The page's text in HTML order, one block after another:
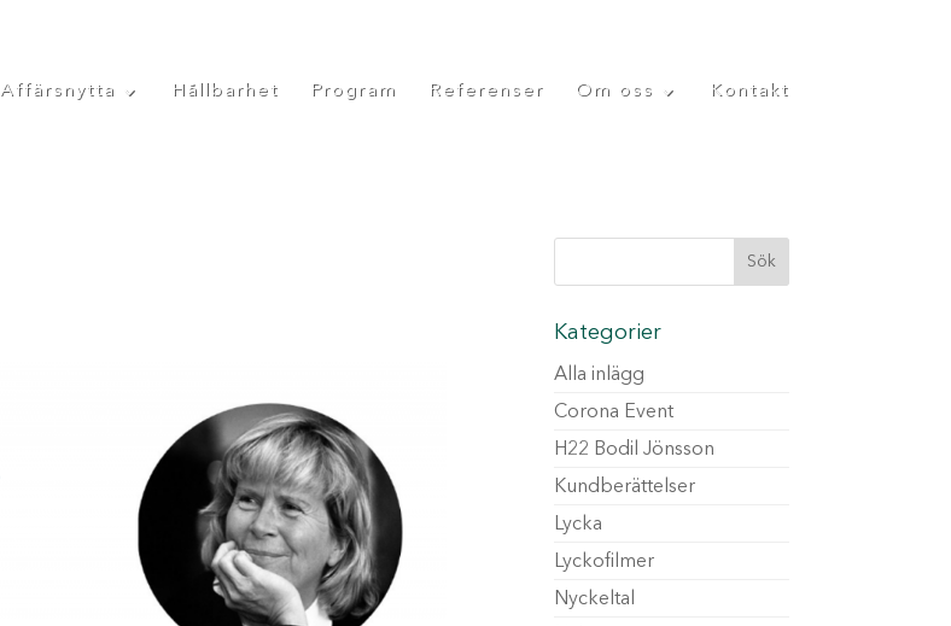
Affärsnytta Hållbarhet Program Referenser Om oss Kontakt
Kategorier
Alla inlägg
Corona Event
H22 Bodil Jönsson
Kundberättelser
Lycka
Lyckofilmer
Nyckeltal